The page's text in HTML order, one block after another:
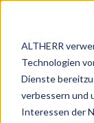
ALTHERR
Technologien
Dienste
verbessern und
Interessen der